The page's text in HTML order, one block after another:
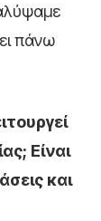
πάνω
Είναι
και